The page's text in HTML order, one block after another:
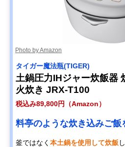
Photo by Amazon
タイガー魔法瓶(TIGER)
土鍋圧力IHジャー炊飯器
火炊き JRX-T100
税込み89,800円（Amazon）
料亭のような炊き込みご飯
釜ではなく 本土鍋を使用して炊飯